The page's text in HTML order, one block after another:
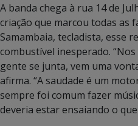
A banda chega à rua 14 de
criação que marcou todas as
Samambaia, tecladista, esse
combustível inesperado.
gente se junta, vem uma
afirma. “A saudade é um
sempre foi comum fazer
deveria estar ensaiando o que